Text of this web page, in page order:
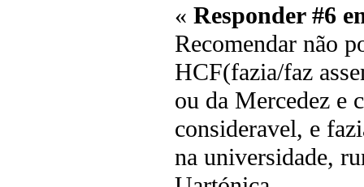
« Responder #6
Recomendar não
HCF(fazia/faz
ou da Mercedez e
consideravel, e
na universidade,